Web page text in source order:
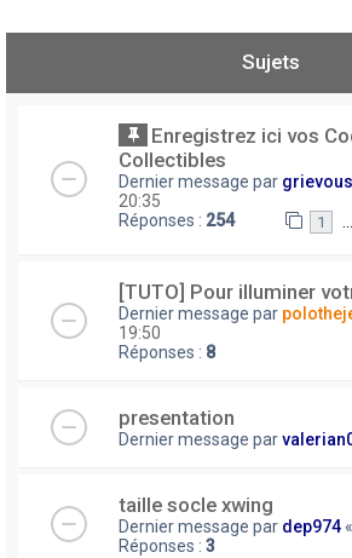
Sujets
Enregistrez ici vos
Collectibles
Dernier message par
20:35
Réponses : 254 1 …
[TUTO] Pour illuminer
Dernier message par
19:50
Réponses : 8
presentation
Dernier message par
taille socle xwing
Dernier message par dep974 «
Réponses : 3